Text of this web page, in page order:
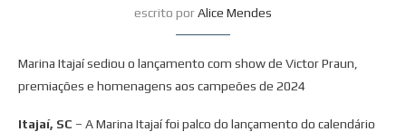
escrito porAlice Mendes
Marina Itajaí sediou o lançamento com show de Victor Praun,
premiações e homenagens aos campeões de 2024
Itajaí, SC – A Marina Itajaí foi palco do lançamento do calendário